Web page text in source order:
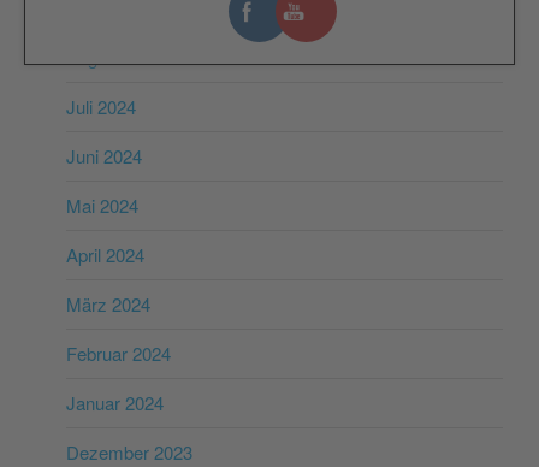
August 2024
Juli 2024
Juni 2024
Mai 2024
April 2024
März 2024
Februar 2024
Januar 2024
Dezember 2023